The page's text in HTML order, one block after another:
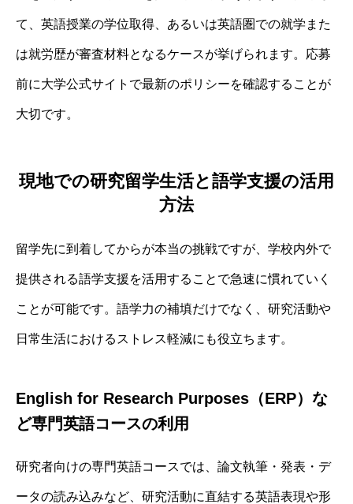
て、英語授業の学位取得、あるいは英語圏での就学また
は就労歴が審査材料となるケースが挙げられます。応募
前に大学公式サイトで最新のポリシーを確認することが
大切です。
現地での研究留学生活と語学支援の活用
方法
留学先に到着してからが本当の挑戦ですが、学校内外で
提供される語学支援を活用することで急速に慣れていく
ことが可能です。語学力の補填だけでなく、研究活動や
日常生活におけるストレス軽減にも役立ちます。
English for Research Purposes（ERP）な
ど専門英語コースの利用
研究者向けの専門英語コースでは、論文執筆・発表・デ
ータの読み込みなど、研究活動に直結する英語表現や形